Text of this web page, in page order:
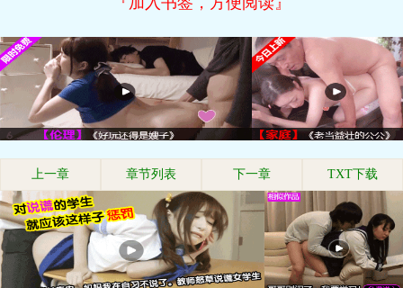
上一章 章节列表 下一章 TXT下载